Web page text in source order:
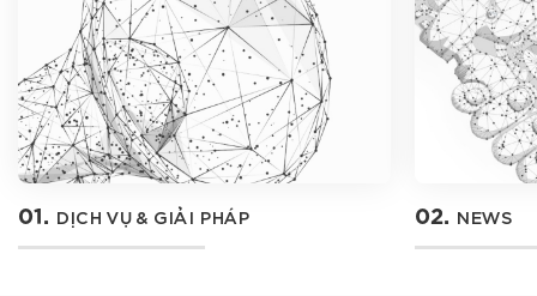
01. DỊCH VỤ & GIẢI PHÁP 02. NEWS